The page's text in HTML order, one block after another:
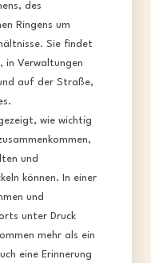
des
Ringens um
Sie findet
in Verwaltungen
auf der Straße,
wie wichtig
und
können. In einer
und
unter Druck
mehr als ein
eine Erinnerung